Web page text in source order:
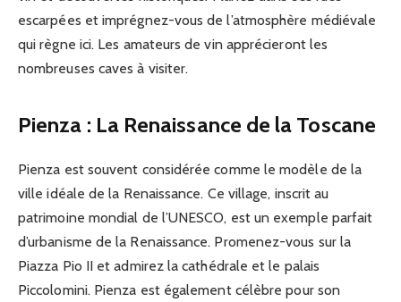
escarpées et imprégnez-vous de l’atmosphère médiévale
qui règne ici. Les amateurs de vin apprécieront les
nombreuses caves à visiter.
Pienza : La Renaissance de la Toscane
Pienza est souvent considérée comme le modèle de la
ville idéale de la Renaissance. Ce village, inscrit au
patrimoine mondial de l’UNESCO, est un exemple parfait
d’urbanisme de la Renaissance. Promenez-vous sur la
Piazza Pio II et admirez la cathédrale et le palais
Piccolomini. Pienza est également célèbre pour son